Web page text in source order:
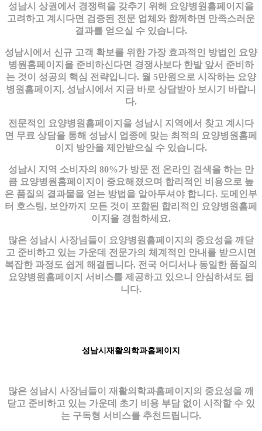
성남시 상권에서 경쟁력을 갖추기 위해 요양병원홈페이지을
고려하고 계시다면 검증된 전문 업체와 함께하면 만족스러운
결과를 얻으실 수 있습니다.
성남시에서 신규 고객 확보를 위한 가장 효과적인 방법인 요양
병원홈페이지을 준비하신다면 경쟁사보다 한발 앞서 준비하
는 것이 성공의 핵심 전략입니다. 월 5만원으로 시작하는 요양
병원홈페이지, 성남시에서 지금 바로 상담받아 보시기 바랍니
다.
전문적인 요양병원홈페이지을 성남시 지역에서 찾고 계시다
면 무료 상담을 통해 성남시 업종에 맞는 최적의 요양병원홈페
이지 방안을 제안받으실 수 있습니다.
성남시 지역 소비자의 80%가 방문 전 온라인 검색을 하는 만
큼 요양병원홈페이지이 중요해졌으며 합리적인 비용으로 높
은 품질의 결과물을 얻는 방법을 알아두셔야 합니다. 도메인부
터 호스팅, 보안까지 모든 것이 포함된 합리적인 요양병원홈페
이지을 경험하세요.
많은 성남시 사장님들이 요양병원홈페이지의 중요성을 깨닫
고 준비하고 있는 가운데 전문가의 체계적인 안내를 받으시면
복잡한 과정도 쉽게 해결됩니다. 전국 어디서나 동일한 품질의
요양병원홈페이지 서비스를 제공하고 있으니 안심하셔도 됩
니다.
성남시재활의학과홈페이지
많은 성남시 사장님들이 재활의학과홈페이지의 중요성을 깨
닫고 준비하고 있는 가운데 초기 비용 부담 없이 시작할 수 있
는 구독형 서비스를 추천드립니다.